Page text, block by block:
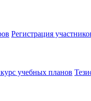
Регистрация
учебных планов